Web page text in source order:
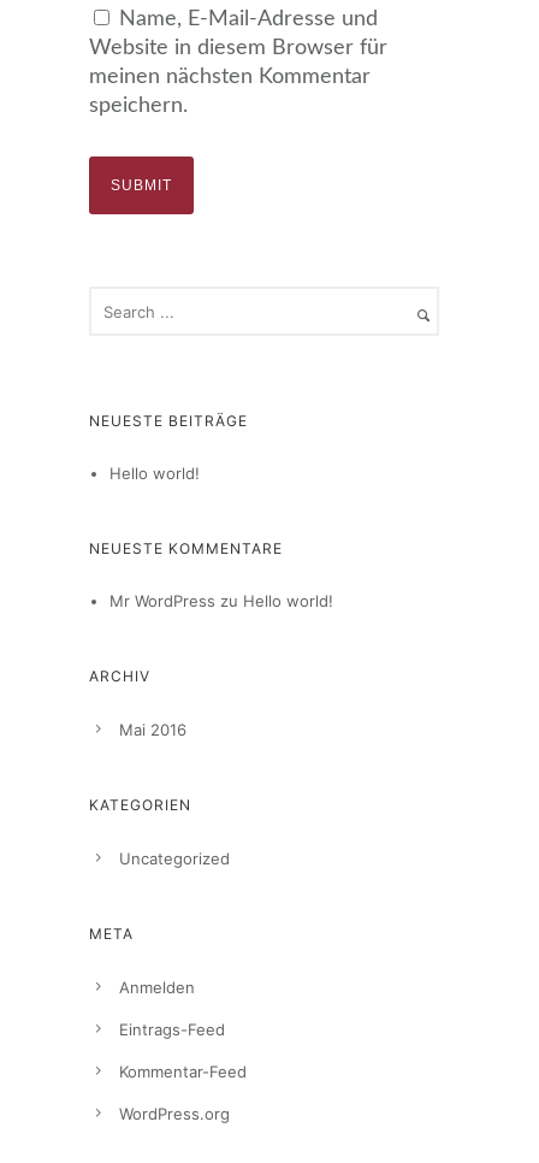
Name, E-Mail-Adresse und
Website in diesem Browser für
meinen nächsten Kommentar
speichern.
NEUESTE BEITRÄGE
Hello world!
NEUESTE KOMMENTARE
Mr WordPress zu Hello world!
ARCHIV
Mai 2016
KATEGORIEN
Uncategorized
META
Anmelden
Eintrags-Feed
Kommentar-Feed
WordPress.org